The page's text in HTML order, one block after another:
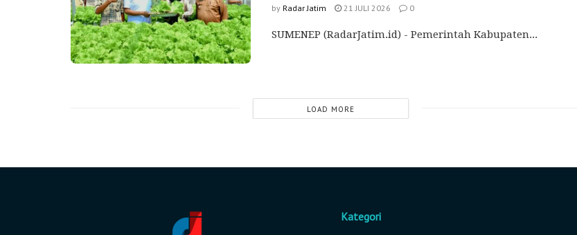
by Radar Jatim 21 JULI 2026 0
SUMENEP (RadarJatim.id) - Pemerintah Kabupaten...
LOAD MORE
Kategori